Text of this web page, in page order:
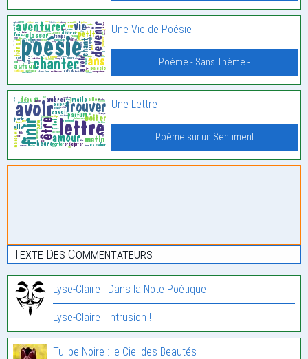
Une Vie de Poésie
Poème - Sans Thème -
Une Lettre
Poème sur un Sentiment
Texte Des Commentateurs
Lyse-Claire : Dans la Note Poétique !
Lyse-Claire : Intrusion !
Tulipe Noire : le Ciel des Beautés